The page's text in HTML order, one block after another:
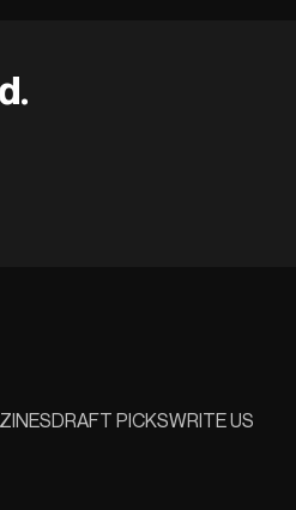
DRAFT PICKSWRITE US